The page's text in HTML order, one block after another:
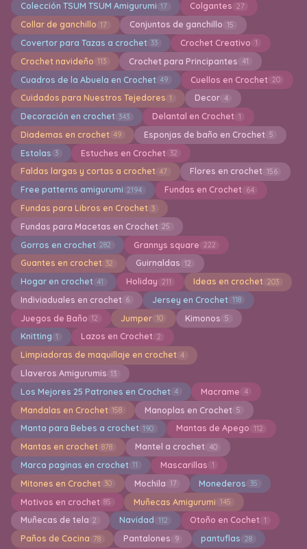
Colección TSUM TSUM Amigurumi 17 Colgantes 27
Collar de ganchillo 17 Conjuntos de ganchillo 15
Covertor para Tazas a crochet 33 Crochet Creativo 1
Crochet navideño 113 Crochet para Principantes 41
Cuadros de la Abuela en Crochet 49 Cuellos en Crochet 20
Cuidados para Nuestros Tejedores 1 Decor 4
Decoración en crochet 343 Delantal en Crochet 1
Diademas en crochet 49 Esponjas de baño en Crochet 5
Estolas 3 Estuches en Crochet 32
Faldas largas y cortas a crochet 47 Flores en crochet 156
Free patterns amigurumi 2194 Fundas en Crochet 64
Fundas para Libros en Crochet 3
Fundas para Macetas en Crochet 25
Gorros en crochet 282 Grannys square 222
Guantes en crochet 32 Guirnaldas 12
Hogar en crochet 41 Holiday 211 Ideas en crochet 203
Indiviaduales en crochet 6 Jersey en Crochet 118
Juegos de Baño 12 Jumper 10 Kimonos 5
Knitting 1 Lazos en Crochet 2
Limpiadoras de maquillaje en crochet 4
Llaveros Amigurumis 13
Los Mejores 25 Patrones en Crochet 4 Macrame 4
Mandalas en Crochet 158 Manoplas en Crochet 5
Manta para Bebes a crochet 190 Mantas de Apego 112
Mantas en crochet 878 Mantel a crochet 40
Marca paginas en crochet 11 Mascarillas 1
Mitones en Crochet 30 Mochila 17 Monederos 35
Motivos en crochet 85 Muñecas Amigurumi 145
Muñecas de tela 2 Navidad 112 Otoño en Cochet 1
Paños de Cocina 78 Pantalones 9 pantuflas 28